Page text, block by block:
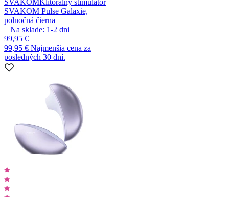
SVAKOM Pulse Galaxie,
polnočná čierna
Na sklade: 1-2 dni
99,95 €
99,95 € Najmenšia cena za
posledných 30 dní.